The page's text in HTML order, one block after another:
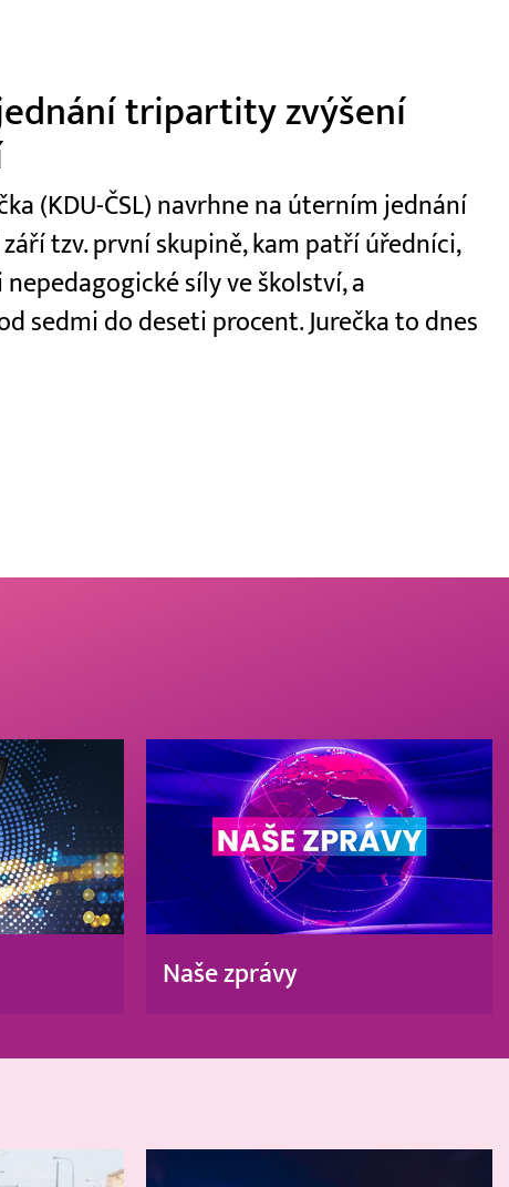
tripartity zvýšení
(KDU-ČSL) navrhne na úterním jednání
tzv. první skupině, kam patří úředníci,
síly ve školství, a
sedmi do deseti procent. Jurečka to dnes
Naše zprávy